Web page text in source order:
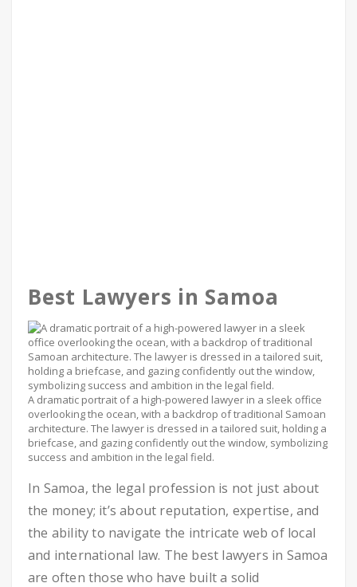
Best Lawyers in Samoa
A dramatic portrait of a high-powered lawyer in a sleek office
overlooking the ocean, with a backdrop of traditional Samoan
architecture. The lawyer is dressed in a tailored suit, holding a
briefcase, and gazing confidently out the window, symbolizing
success and ambition in the legal field.
In Samoa, the legal profession is not just about
the money; it’s about reputation, expertise, and
the ability to navigate the intricate web of local
and international law. The best lawyers in Samoa
are often those who have built a solid